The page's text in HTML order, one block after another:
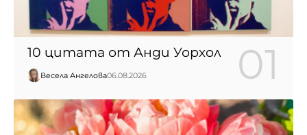
10 цитата от Анди Уорхол
Весела Ангелова06.08.2026